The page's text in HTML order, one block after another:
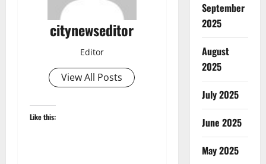
citynewseditor
Editor
View All Posts
Like this:
September
2025
August
2025
July 2025
June 2025
May 2025